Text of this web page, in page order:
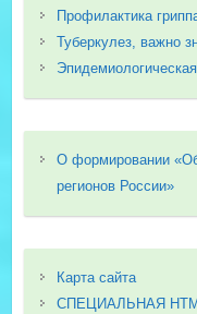
Профилактика
Туберкулез, важно
О формировании
регионов России»
Карта сайта
СПЕЦИАЛЬНАЯ